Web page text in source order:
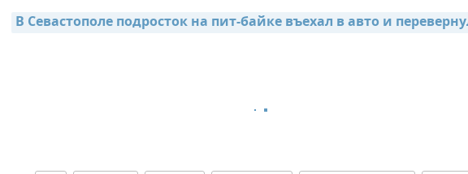
В Севастополе подросток на пит-байке въехал в авто и